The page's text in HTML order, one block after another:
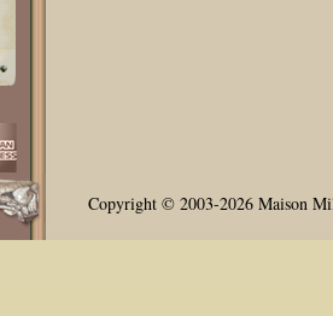
Copyright © 2003-2026 Maison